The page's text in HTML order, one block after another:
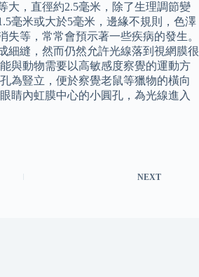
大，直徑約2.5毫米，除了生理調節變
毫米或大於5毫米，邊緣不規則，色澤
失等，常常會預示著一些疾病的發生。
細縫，然而仍然允許光線落到視網膜很
與動物需要以高敏感度察覺的運動方
為豎立，便於察覺老鼠等獵物的橫向
睛內虹膜中心的小圓孔，為光線進入
NEXT